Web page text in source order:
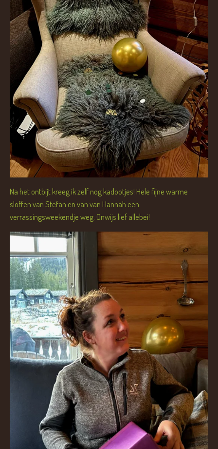
Na het ontbijt kreeg ik zelf nog kadootjes! Hele fijne warme
sloffen van Stefan en van van Hannah een
verrassingsweekendje weg. Onwijs lief allebei!